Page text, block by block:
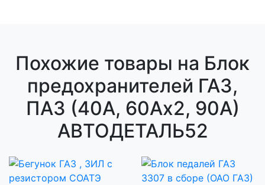
Похожие товары на Блок
предохранителей ГАЗ,
ПАЗ (40А, 60Ах2, 90А)
АВТОДЕТАЛЬ52